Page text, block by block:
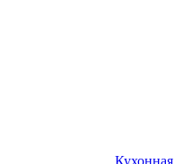
Кухонная